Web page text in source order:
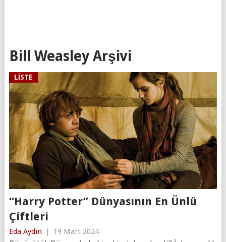
Bill Weasley Arşivi
LISTE
“Harry Potter” Dünyasının En Ünlü
Çiftleri
Eda Aydın 19 Mart 2024